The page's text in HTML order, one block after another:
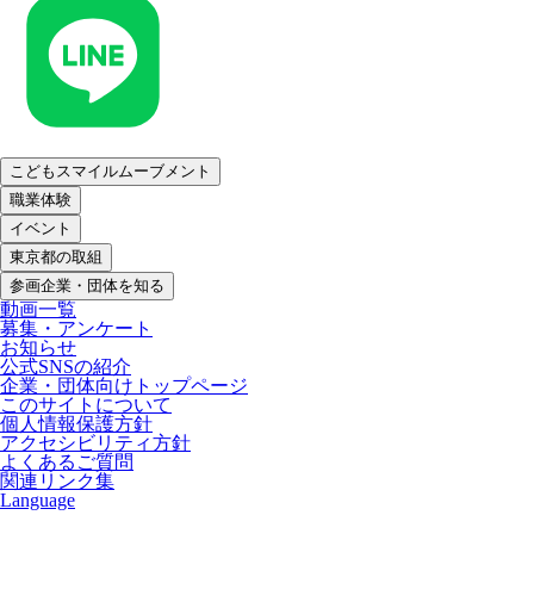
こどもスマイルムーブメント
職業体験
イベント
東京都の取組
参画企業・団体を知る
動画一覧
募集・アンケート
お知らせ
公式SNSの紹介
企業・団体向けトップページ
このサイトについて
個人情報保護方針
アクセシビリティ方針
よくあるご質問
関連リンク集
Language